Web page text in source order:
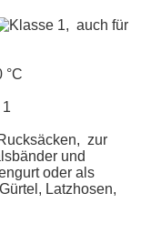
, auch für
°C
zur
und
oder als
Latzhosen,